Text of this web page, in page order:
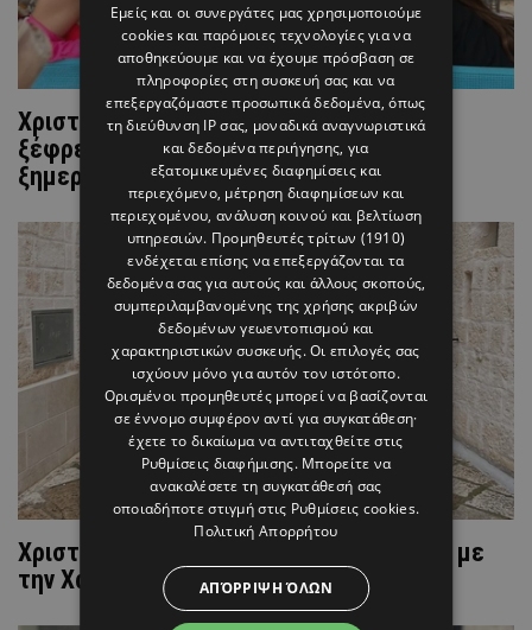
Χριστίνα Μπόμπα-Χαριτίνη Ηλιάδου: Το
ξέφρενο γλέντι στην Ιταλία μέχρι τα
ξημερώματα
Χριστίνα Μπόμπα: Βρίσκεται στην Ιταλία με
την Χαριτίνη Ηλιάδου
Εμείς και οι συνεργάτες μας χρησιμοποιούμε
cookies και παρόμοιες τεχνολογίες για να
αποθηκεύουμε και να έχουμε πρόσβαση σε
πληροφορίες στη συσκευή σας και να
επεξεργαζόμαστε προσωπικά δεδομένα, όπως
τη διεύθυνση IP σας, μοναδικά αναγνωριστικά
και δεδομένα περιήγησης, για
εξατομικευμένες διαφημίσεις και
περιεχόμενο, μέτρηση διαφημίσεων και
περιεχομένου, ανάλυση κοινού και βελτίωση
υπηρεσιών. Προμηθευτές τρίτων (1910)
ενδέχεται επίσης να επεξεργάζονται τα
δεδομένα σας για αυτούς και άλλους σκοπούς,
συμπεριλαμβανομένης της χρήσης ακριβών
δεδομένων γεωεντοπισμού και
χαρακτηριστικών συσκευής. Οι επιλογές σας
ισχύουν μόνο για αυτόν τον ιστότοπο.
Ορισμένοι προμηθευτές μπορεί να βασίζονται
σε έννομο συμφέρον αντί για συγκατάθεση·
έχετε το δικαίωμα να αντιταχθείτε στις
Ρυθμίσεις διαφήμισης. Μπορείτε να
ανακαλέσετε τη συγκατάθεσή σας
οποιαδήποτε στιγμή στις Ρυθμίσεις cookies.
Πολιτική Απορρήτου
ΑΠΌΡΡΙΨΗ ΌΛΩΝ